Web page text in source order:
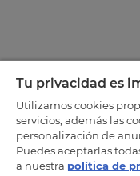
Tu privacidad es
Utilizamos cookies
servicios, además las
personalización de
Puedes aceptarlas
a nuestra política de